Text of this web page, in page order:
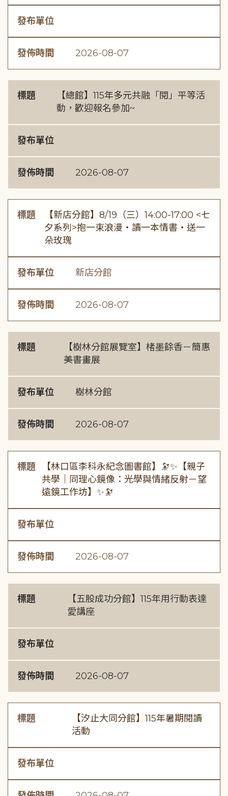
發布單位
發佈時間 2026-08-07
標題
【總館】115年多元共融「閱」平等活
動，歡迎報名參加~
發布單位
發佈時間 2026-08-07
標題
【新店分館】8/19（三）14:00-17:00 <七
夕系列>抱一束浪漫・讀一本情書・送一
朵玫瑰
發布單位 新店分館
發佈時間 2026-08-07
標題
【樹林分館展覽室】楮墨餘香－簡惠
美書畫展
發布單位 樹林分館
發佈時間 2026-08-07
標題
【林口區李科永紀念圖書館】🔭✨【親子
共學｜同理心鏡像：光學與情緒反射－望
遠鏡工作坊】✨🔭
發布單位
發佈時間 2026-08-07
標題
【五股成功分館】115年用行動表達
愛講座
發布單位
發佈時間 2026-08-07
標題
【汐止大同分館】115年暑期閱讀
活動
發布單位